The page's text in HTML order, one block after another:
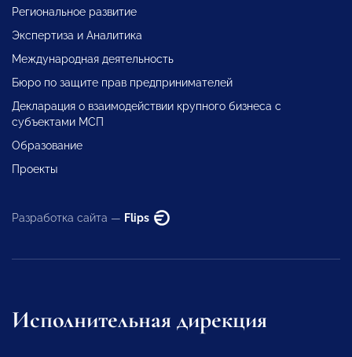
Региональное развитие
Экспертиза и Аналитика
Международная деятельность
Бюро по защите прав предпринимателей
Декларация о взаимодействии крупного бизнеса с
субъектами МСП
Образование
Проекты
Разработка сайта — Flips
Исполнительная дирекция